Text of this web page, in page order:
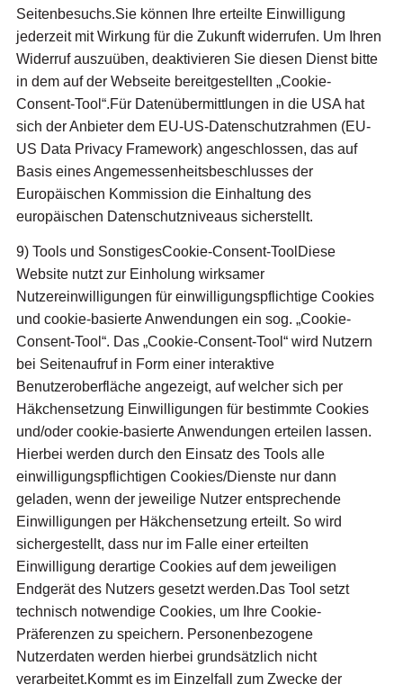
Seitenbesuchs.Sie können Ihre erteilte Einwilligung
jederzeit mit Wirkung für die Zukunft widerrufen. Um Ihren
Widerruf auszuüben, deaktivieren Sie diesen Dienst bitte
in dem auf der Webseite bereitgestellten „Cookie-
Consent-Tool“.Für Datenübermittlungen in die USA hat
sich der Anbieter dem EU-US-Datenschutzrahmen (EU-
US Data Privacy Framework) angeschlossen, das auf
Basis eines Angemessenheitsbeschlusses der
Europäischen Kommission die Einhaltung des
europäischen Datenschutzniveaus sicherstellt.
9) Tools und SonstigesCookie-Consent-ToolDiese
Website nutzt zur Einholung wirksamer
Nutzereinwilligungen für einwilligungspflichtige Cookies
und cookie-basierte Anwendungen ein sog. „Cookie-
Consent-Tool“. Das „Cookie-Consent-Tool“ wird Nutzern
bei Seitenaufruf in Form einer interaktive
Benutzeroberfläche angezeigt, auf welcher sich per
Häkchensetzung Einwilligungen für bestimmte Cookies
und/oder cookie-basierte Anwendungen erteilen lassen.
Hierbei werden durch den Einsatz des Tools alle
einwilligungspflichtigen Cookies/Dienste nur dann
geladen, wenn der jeweilige Nutzer entsprechende
Einwilligungen per Häkchensetzung erteilt. So wird
sichergestellt, dass nur im Falle einer erteilten
Einwilligung derartige Cookies auf dem jeweiligen
Endgerät des Nutzers gesetzt werden.Das Tool setzt
technisch notwendige Cookies, um Ihre Cookie-
Präferenzen zu speichern. Personenbezogene
Nutzerdaten werden hierbei grundsätzlich nicht
verarbeitet.Kommt es im Einzelfall zum Zwecke der